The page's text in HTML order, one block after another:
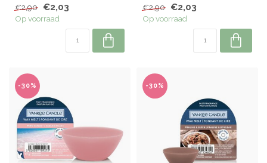
€2,90
€2,03
Op voorraad
winterwonderland op de
Noordpool,...
€2,90 €2,03
Op voorraad
-30% -30%